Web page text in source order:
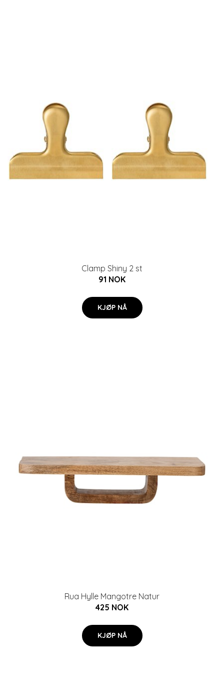
Clamp Shiny 2 st
91 NOK
KJØP NÅ
Rua Hylle Mangotre Natur
425 NOK
KJØP NÅ